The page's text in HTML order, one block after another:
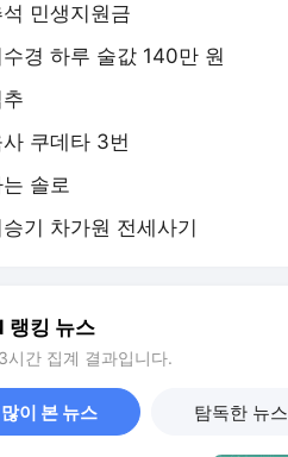
석 민생지원금
수경 하루 술값 140만 원
사 쿠데타 3번
는 솔로
승기 차가원 전세사기
랭킹 뉴스
시간 집계 결과입니다.
많이 본 뉴스 탐독한 뉴스